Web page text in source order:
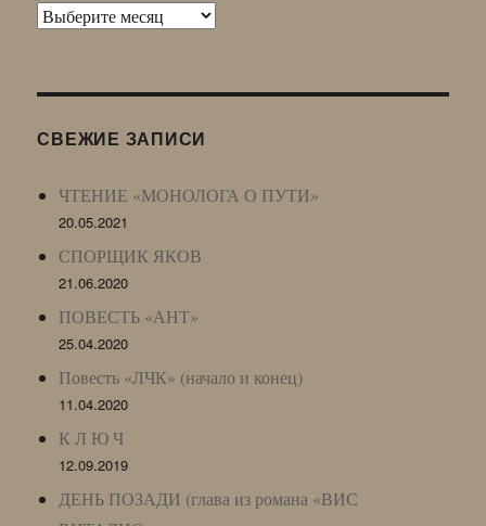
Архив
LJ
СВЕЖИЕ ЗАПИСИ
ЧТЕНИЕ «МОНОЛОГА О ПУТИ»
20.05.2021
СПОРЩИК ЯКОВ
21.06.2020
ПОВЕСТЬ «АНТ»
25.04.2020
Повесть «ЛЧК» (начало и конец)
11.04.2020
К Л Ю Ч
12.09.2019
ДЕНЬ ПОЗАДИ (глава из романа «ВИС